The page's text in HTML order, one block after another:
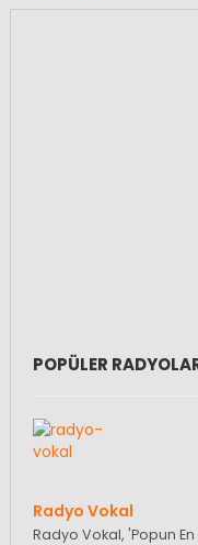
POPÜLER
Radyo Vokal
Radyo Vokal, 'Popun